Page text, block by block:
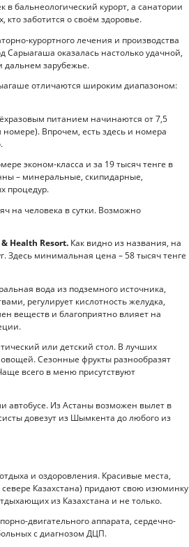
в бальнеологический курорт, а санатории
заботится о своём здоровье.
курортного лечения и производства
оказалась настолько удачной,
дальнем зарубежье.
отличаются широким диапазоном:
питанием начинаются от 7,5
Впрочем, есть здесь и номера
эконом-класса и за 19 тысяч тенге в
– минеральные, скипидарные,
процедур.
на человека в сутки. Возможно
Health Resort. Как видно из названия, на
Здесь минимальная цена – 58 тысяч тенге
вода из подземного источника,
регулирует кислотность желудка,
веществ и благоприятно влияет на
или детский стол. В лучших
Сезонные фрукты разнообразят
всего в меню присутствуют
автобусе. Из Астаны возможен вылет в
довезут из Шымкента до любого из
и оздоровления. Красивые места,
Казахстана) придают свою изюминку
из Казахстана и не только.
двигательного аппарата, сердечно-
с диагнозом ДЦП.